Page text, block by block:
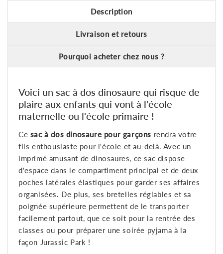
Description
Livraison et retours
Pourquoi acheter chez nous ?
Voici un sac à dos dinosaure qui risque de
plaire aux enfants qui vont à l'école
maternelle ou l'école primaire !
Ce sac à dos dinosaure pour garçons rendra votre
fils enthousiaste pour l'école et au-delà. Avec un
imprimé amusant de dinosaures, ce sac dispose
d'espace dans le compartiment principal et de deux
poches latérales élastiques pour garder ses affaires
organisées. De plus, ses bretelles réglables et sa
poignée supérieure permettent de le transporter
facilement partout, que ce soit pour la rentrée des
classes ou pour préparer une soirée pyjama à la
façon Jurassic Park !